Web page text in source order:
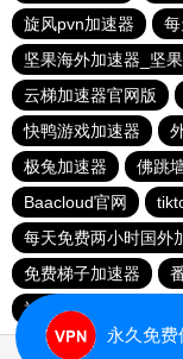
旋风pvn加速器
坚果海外加速器_坚
云梯加速器官网版
快鸭游戏加速器
极兔加速器
佛跳
Baacloud官网
每天免费两小时国外
免费梯子加速器
神灯加速npv官网
永久免